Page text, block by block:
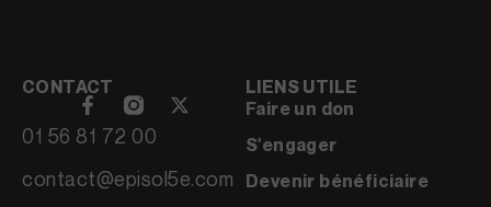
LIENS UTILE
Faire un don
S'engager
Devenir bénéficiaire
CONTACT
01 56 81 72 00
contact@episol5e.com